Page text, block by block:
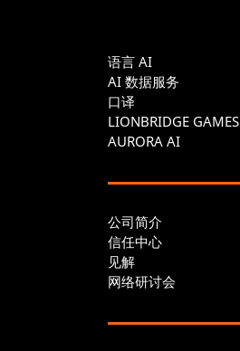
语言 AI
AI 数据服务
口译
LIONBRIDGE GAMES
AURORA AI
公司简介
信任中心
见解
网络研讨会